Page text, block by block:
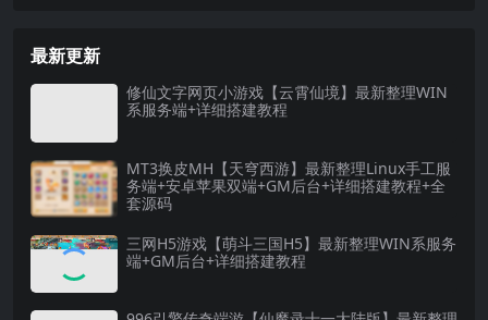
最新更新
修仙文字网页小游戏【云霄仙境】最新整理WIN
系服务端+详细搭建教程
MT3换皮MH【天穹西游】最新整理Linux手工服
务端+安卓苹果双端+GM后台+详细搭建教程+全
套源码
三网H5游戏【萌斗三国H5】最新整理WIN系服务
端+GM后台+详细搭建教程